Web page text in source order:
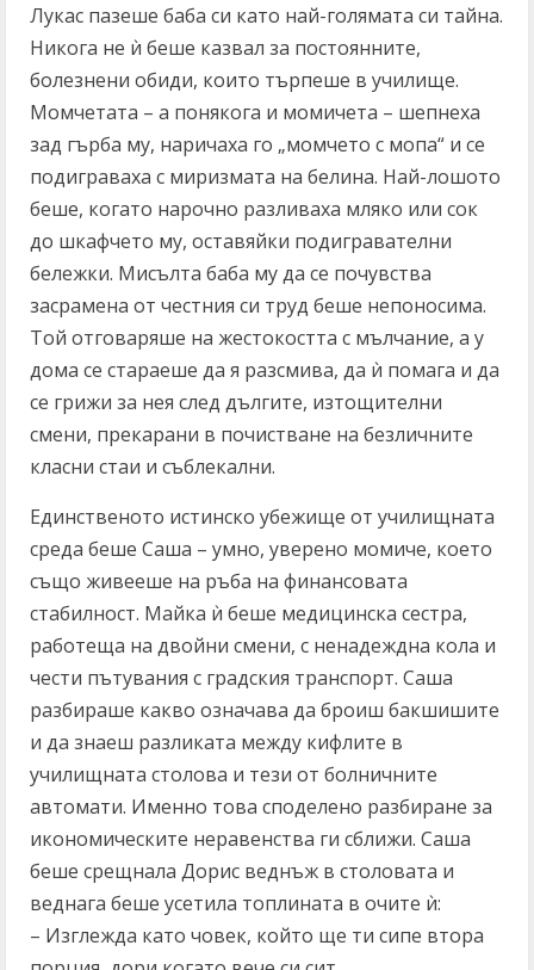
Лукас пазеше баба си като най-голямата си тайна.
Никога не ѝ беше казвал за постоянните,
болезнени обиди, които търпеше в училище.
Момчетата – а понякога и момичета – шепнеха
зад гърба му, наричаха го „момчето с мопа“ и се
подиграваха с миризмата на белина. Най-лошото
беше, когато нарочно разливаха мляко или сок
до шкафчето му, оставяйки подигравателни
бележки. Мисълта баба му да се почувства
засрамена от честния си труд беше непоносима.
Той отговаряше на жестокостта с мълчание, а у
дома се стараеше да я разсмива, да ѝ помага и да
се грижи за нея след дългите, изтощителни
смени, прекарани в почистване на безличните
класни стаи и съблекални.
Единственото истинско убежище от училищната
среда беше Саша – умно, уверено момиче, което
също живееше на ръба на финансовата
стабилност. Майка ѝ беше медицинска сестра,
работеща на двойни смени, с ненадеждна кола и
чести пътувания с градския транспорт. Саша
разбираше какво означава да броиш бакшишите
и да знаеш разликата между кифлите в
училищната столова и тези от болничните
автомати. Именно това споделено разбиране за
икономическите неравенства ги сближи. Саша
беше срещнала Дорис веднъж в столовата и
веднага беше усетила топлината в очите ѝ:
– Изглежда като човек, който ще ти сипе втора